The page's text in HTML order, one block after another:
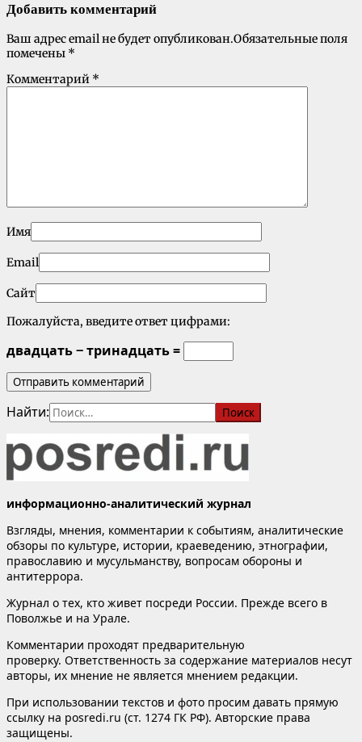
Добавить комментарий
Ваш адрес email не будет опубликован.Обязательные поля
помечены *
Комментарий *
Имя
Email
Сайт
Пожалуйста, введите ответ цифрами:
двадцать − тринадцать =
Найти:
информационно-аналитический журнал
Взгляды, мнения, комментарии к событиям, аналитические
обзоры по культуре, истории, краеведению, этнографии,
православию и мусульманству, вопросам обороны и
антитеррора.
Журнал о тех, кто живет посреди России. Прежде всего в
Поволжье и на Урале.
Комментарии проходят предварительную
проверку. Ответственность за содержание материалов несут
авторы, их мнение не является мнением редакции.
При использовании текстов и фото просим давать прямую
ссылку на posredi.ru (ст. 1274 ГК РФ). Авторские права
защищены.